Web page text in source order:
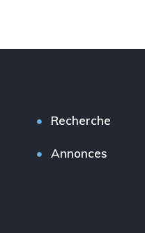
Recherche
Annonces